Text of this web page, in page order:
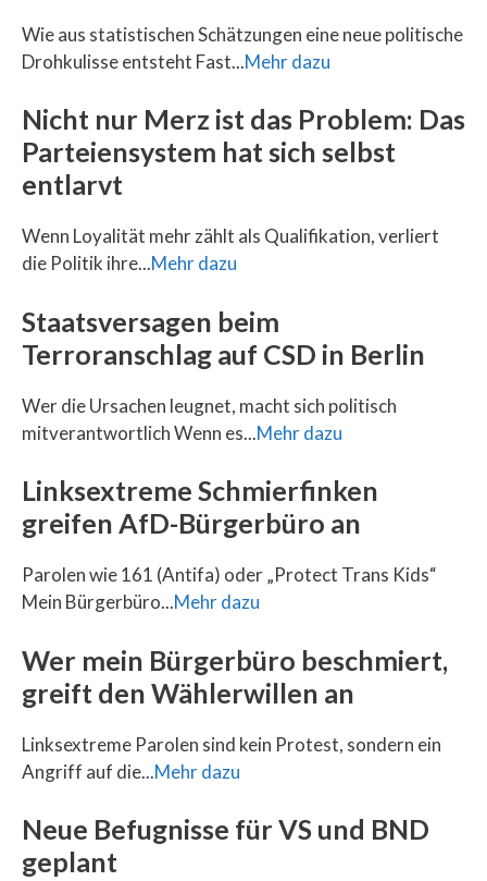
Wie aus statistischen Schätzungen eine neue politische
Drohkulisse entsteht Fast...Mehr dazu
Nicht nur Merz ist das Problem: Das
Parteiensystem hat sich selbst
entlarvt
Wenn Loyalität mehr zählt als Qualifikation, verliert
die Politik ihre...Mehr dazu
Staatsversagen beim
Terroranschlag auf CSD in Berlin
Wer die Ursachen leugnet, macht sich politisch
mitverantwortlich Wenn es...Mehr dazu
Linksextreme Schmierfinken
greifen AfD-Bürgerbüro an
Parolen wie 161 (Antifa) oder „Protect Trans Kids“
Mein Bürgerbüro...Mehr dazu
Wer mein Bürgerbüro beschmiert,
greift den Wählerwillen an
Linksextreme Parolen sind kein Protest, sondern ein
Angriff auf die...Mehr dazu
Neue Befugnisse für VS und BND
geplant